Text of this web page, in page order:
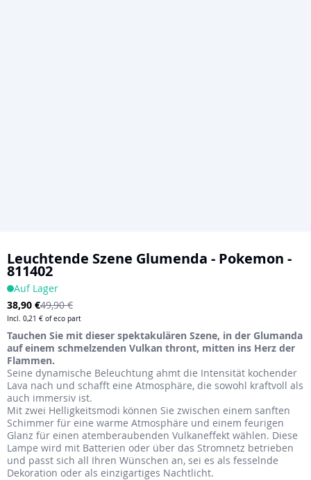
Anfang
der
Bildgalerie
springen
Leuchtende Szene Glumenda - Pokemon -
811402
Auf Lager
49,90 €
38,90 €
Incl. 0,21 € of eco part
Tauchen Sie mit dieser spektakulären Szene, in der Glumanda
auf einem schmelzenden Vulkan thront, mitten ins Herz der
Flammen.
Seine dynamische Beleuchtung ahmt die Intensität kochender
Lava nach und schafft eine Atmosphäre, die sowohl kraftvoll als
auch immersiv ist.
Mit zwei Helligkeitsmodi können Sie zwischen einem sanften
Schimmer für eine warme Atmosphäre und einem feurigen
Glanz für einen atemberaubenden Vulkaneffekt wählen. Diese
Lampe wird mit Batterien oder über das Stromnetz betrieben
und passt sich all Ihren Wünschen an, sei es als fesselnde
Dekoration oder als einzigartiges Nachtlicht.